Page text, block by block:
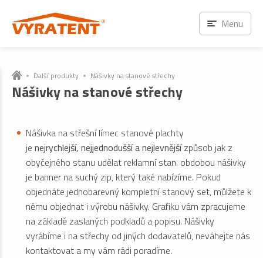
Další produkty Nášivky na stanové střechy
Nášivky na stanové střechy
Nášivka na střešní límec stanové plachty
je nejrychlejší, nejjednodušší a nejlevnějšízpůsob jak z
obyčejného stanu udělat reklamní stan. obdobou nášivky
je banner na suchý zip, který také nabízíme. Pokud
objednáte jednobarevný kompletní stanový set, můlžete k
němu objednat i výrobu nášivky. Grafiku vám zpracujeme
na základě zaslaných podkladů a popisu. Nášivky
vyrábíme i na střechy od jiných dodavatelů, neváhejte nás
kontaktovat a my vám rádi poradíme.
Menu